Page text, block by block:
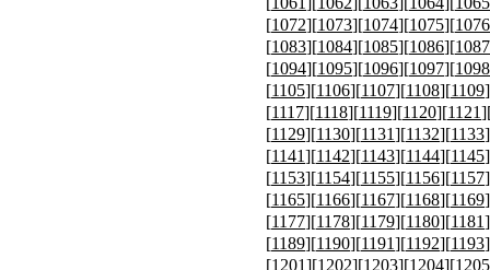
[1072][1073][1074][1075][1076
[1083][1084][1085][1086][1087
[1094][1095][1096][1097][1098
[1105][1106][1107][1108][1109
[1117][1118][1119][1120][1121
[1129][1130][1131][1132][1133
[1141][1142][1143][1144][1145
[1153][1154][1155][1156][1157
[1165][1166][1167][1168][1169
[1177][1178][1179][1180][1181
[1189][1190][1191][1192][1193
[1201][1202][1203][1204][1205